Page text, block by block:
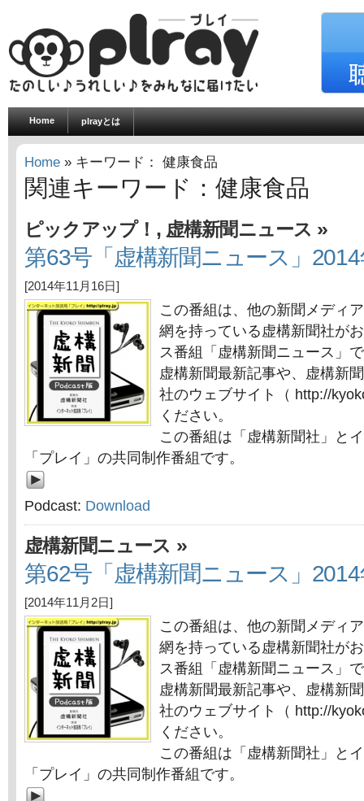
Home plrayとは
Home » キーワード： 健康食品
関連キーワード：健康食品
ピックアップ！ , 虚構新聞ニュース »
第63号「虚構新聞ニュース」
[2014年11月16日]
この番組は、他の新聞メディ
網を持っている虚構新聞社が
ス番組「虚構新聞ニュース」
虚構新聞最新記事や、虚構新
社のウェブサイト（ http://
ください。
この番組は「虚構新聞社」と
「プレイ」の共同制作番組です。
Podcast: Download
虚構新聞ニュース »
第62号「虚構新聞ニュース」
[2014年11月2日]
この番組は、他の新聞メディ
網を持っている虚構新聞社が
ス番組「虚構新聞ニュース」
虚構新聞最新記事や、虚構新
社のウェブサイト（ http://
ください。
この番組は「虚構新聞社」と
「プレイ」の共同制作番組です。